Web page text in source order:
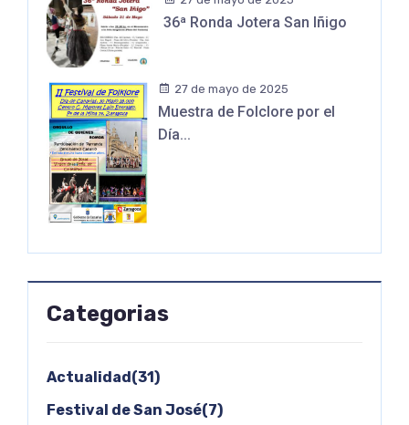
36ª Ronda Jotera San Iñigo
27 de mayo de 2025
Muestra de Folclore por el
Día...
Categorias
Actualidad(31)
Festival de San José(7)